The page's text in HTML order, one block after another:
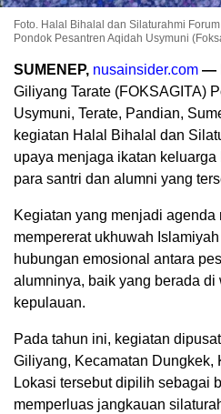
Foto. Halal Bihalal dan Silaturahmi
Pondok Pesantren Aqidah Usymuni
SUMENEP, nusainsider.com —
Giliyang Tarate (FOKSAGITA)
Usymuni, Terate, Pandian,
kegiatan Halal Bihalal dan
upaya menjaga ikatan
para santri dan alumni yang
Kegiatan yang menjadi
mempererat ukhuwah
hubungan emosional antara
alumninya, baik yang berada
kepulauan.
Pada tahun ini, kegiatan
Giliyang, Kecamatan Dungkek,
Lokasi tersebut dipilih sebagai
memperluas jangkauan